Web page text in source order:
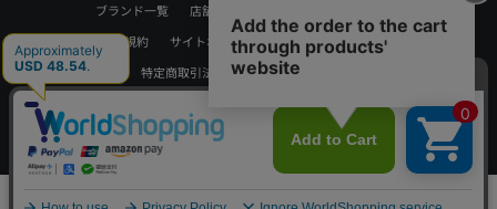
ブランド一覧
店舗検索
利用規約
サイトポリシー
プライバシーポリシー
特定商取引法に基づく表記
Copyrights © WORLD CO.,LTD. All rights reserved.
スマートフォン ｜PC